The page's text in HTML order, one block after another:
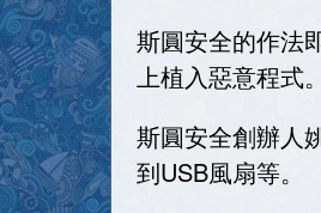
斯圓安全的作法
上植入惡意程式。
斯圓安全創辦人
到USB風扇等。